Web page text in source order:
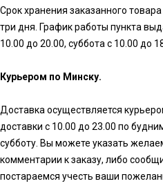
Срок хранения заказанного
три дня. График работы пункта
10.00 до 20.00, суббота с 10.00 до
Курьером по Минску.
Доставка осуществляется
доставки с 10.00 до 23.00 по
субботу. Вы можете указать
комментарии к заказу, либо
постараемся учесть ваши